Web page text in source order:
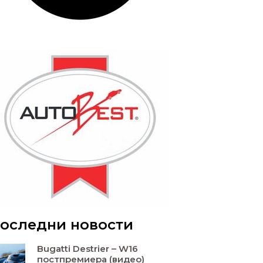
новости
Bugatti Destrier – W16
постпремиера (видео)